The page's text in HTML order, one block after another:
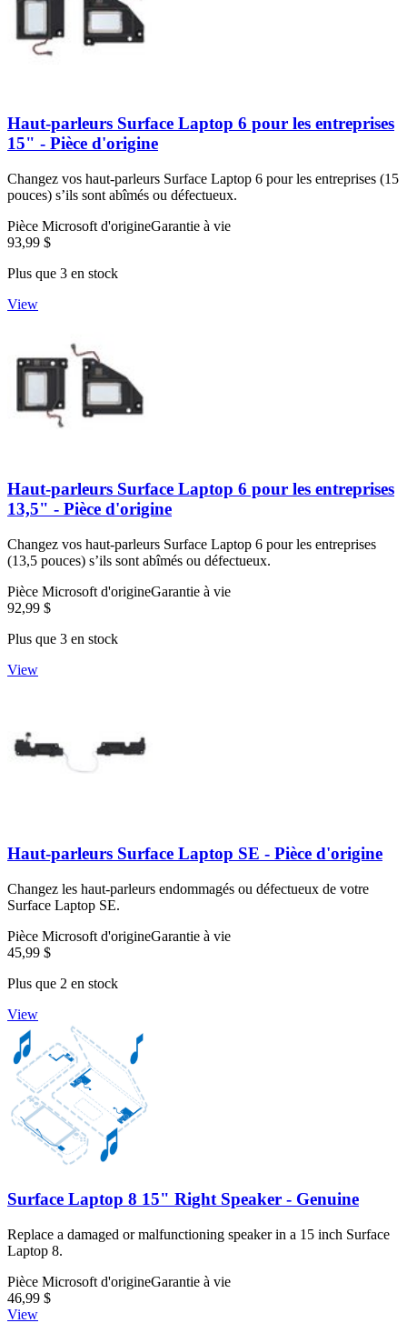
Haut-parleurs Surface Laptop 6 pour les entreprises
15" - Pièce d'origine
Changez vos haut-parleurs Surface Laptop 6 pour les entreprises (15
pouces) s’ils sont abîmés ou défectueux.
Pièce Microsoft d'origineGarantie à vie
93,99 $
Plus que 3 en stock
View
Haut-parleurs Surface Laptop 6 pour les entreprises
13,5" - Pièce d'origine
Changez vos haut-parleurs Surface Laptop 6 pour les entreprises
(13,5 pouces) s’ils sont abîmés ou défectueux.
Pièce Microsoft d'origineGarantie à vie
92,99 $
Plus que 3 en stock
View
Haut-parleurs Surface Laptop SE - Pièce d'origine
Changez les haut-parleurs endommagés ou défectueux de votre
Surface Laptop SE.
Pièce Microsoft d'origineGarantie à vie
45,99 $
Plus que 2 en stock
View
Surface Laptop 8 15" Right Speaker - Genuine
Replace a damaged or malfunctioning speaker in a 15 inch Surface
Laptop 8.
Pièce Microsoft d'origineGarantie à vie
46,99 $
View